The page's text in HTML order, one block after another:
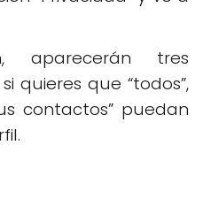
aparecerán tres
quieres que “todos”,
contactos” puedan